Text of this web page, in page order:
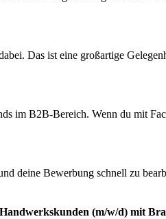
Das ist eine großartige
im B2B-Bereich. Wenn du mit
deine Bewerbung schnell zu
(m/w/d) mit